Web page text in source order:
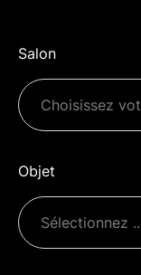
Salon
Objet